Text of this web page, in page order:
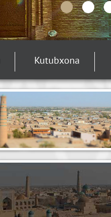
Kutubxona